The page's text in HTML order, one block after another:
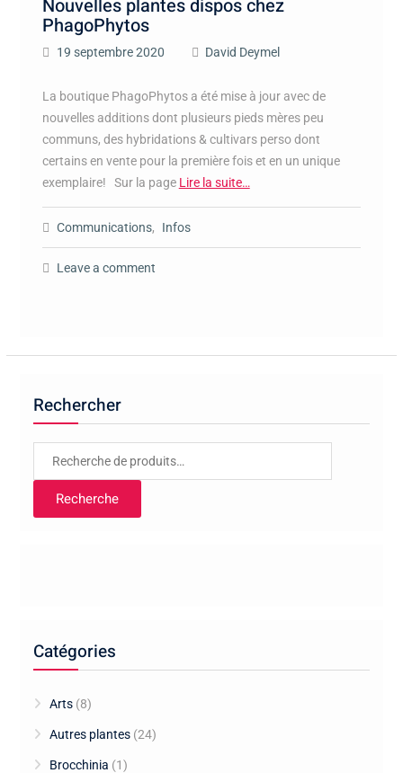
Nouvelles plantes dispos chez
PhagoPhytos
19 septembre 2020 David Deymel
La boutique PhagoPhytos a été mise à jour avec de
nouvelles additions dont plusieurs pieds mères peu
communs, des hybridations & cultivars perso dont
certains en vente pour la première fois et en un unique
exemplaire! Sur la page Lire la suite…
Communications, Infos
Leave a comment
Rechercher
Recherche
Catégories
Arts (8)
Autres plantes (24)
Brocchinia (1)